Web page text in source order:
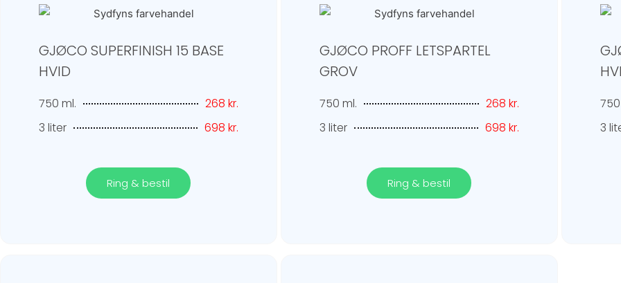
GJØCO SUPERFINISH 15 BASE
HVID
750 ml.
268 kr.
3 liter
698 kr.
Ring & bestil
GJØCO PROFF LETSPARTEL
GROV
750 ml.
268 kr.
3 liter
698 kr.
Ring & bestil
3